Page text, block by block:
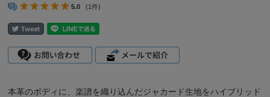
5.0 (1件)
本革のボディに、楽譜を織り込んだジャカード生地をハイブリッド